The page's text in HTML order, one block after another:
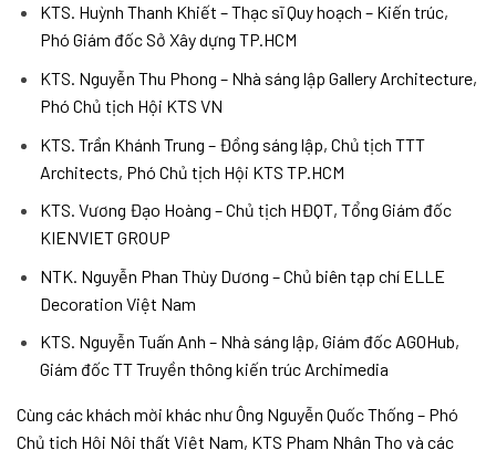
KTS. Huỳnh Thanh Khiết – Thạc sĩ Quy hoạch – Kiến trúc,
Phó Giám đốc Sở Xây dựng TP.HCM
KTS. Nguyễn Thu Phong – Nhà sáng lập Gallery Architecture,
Phó Chủ tịch Hội KTS VN
KTS. Trần Khánh Trung – Đồng sáng lập, Chủ tịch TTT
Architects, Phó Chủ tịch Hội KTS TP.HCM
KTS. Vương Đạo Hoàng – Chủ tịch HĐQT, Tổng Giám đốc
KIENVIET GROUP
NTK. Nguyễn Phan Thùy Dương – Chủ biên tạp chí ELLE
Decoration Việt Nam
KTS. Nguyễn Tuấn Anh – Nhà sáng lập, Giám đốc AGOHub,
Giám đốc TT Truyền thông kiến trúc Archimedia
Cùng các khách mời khác như Ông Nguyễn Quốc Thống – Phó
Chủ tịch Hội Nội thất Việt Nam, KTS Phạm Nhân Thọ và các